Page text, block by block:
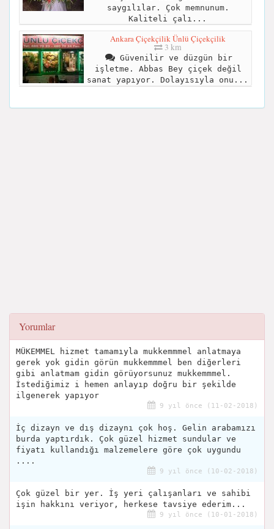
saygılılar. Çok memnunum.
Kaliteli çalı...
Ankara Çiçekçilik Ünlü Çiçekçilik
3 km
Güvenilir ve düzgün bir
işletme. Abbas Bey çiçek değil
sanat yapıyor. Dolayısıyla onu...
Yorumlar
MÜKEMMEL hizmet tamamıyla mukkemmmel anlatmaya
gerek yok gidin görün mukkemmmel ben diğerleri
gibi anlatmam gidin görüyorsunuz mukkemmmel.
İstediğimiz i hemen anlayıp doğru bir şekilde
ilgenerek yapıyor
9 yıl önce (11-02-2018)
İç dizayn ve dış dizaynı çok hoş. Gelin arabamızı
burda yaptırdık. Çok güzel hizmet sundular ve
fiyatı kullandığı malzemelere göre çok uygundu
....
9 yıl önce (10-02-2018)
Çok güzel bir yer. İş yeri çalışanları ve sahibi
işin hakkını veriyor, herkese tavsiye ederim...
9 yıl önce (10-01-2018)